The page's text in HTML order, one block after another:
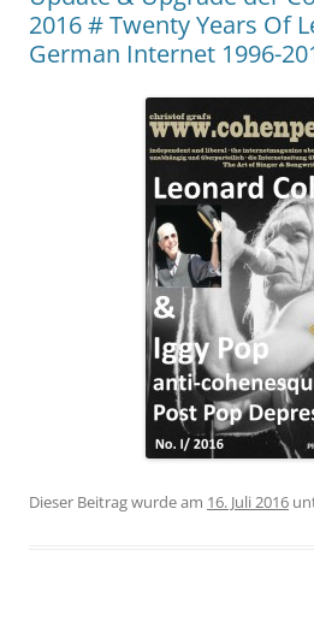
2016 # Twenty Years Of
German Internet 1996-
Dieser Beitrag wurde am 16. Juli 2016